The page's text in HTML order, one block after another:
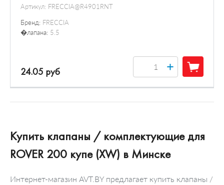
Артикул: FRECCIA@R4901RNT
Бренд: FRECCIA
�лапана: 5.5
24.05 руб +
Купить клапаны / комплектующие для
ROVER 200 купе (XW) в Минске
Интернет-магазин AVT.BY предлагает купить клапаны /